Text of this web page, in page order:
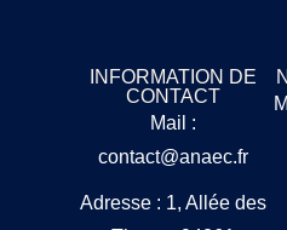
INFORMATION DE
CONTACT
Mail :
contact@anaec.fr
Adresse : 1, Allée des